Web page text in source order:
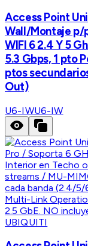
Access Point
Wall/Montaje p/
WIFI 6 2.4 Y 5
5.3 Gbps, 1 pto
ptos
Out)
U6-IWU6-IW
UBIQUITI